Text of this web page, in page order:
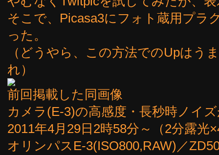
そこで、Picasa3にフォト蔵用プラ
った。
（どうやら、この方法でのUpはう
れ）
前回掲載した同画像
カメラ(E-3)の高感度・長秒時ノイ
2011年4月29日2時58分～（2分露光
オリンパスE-3(ISO800,RAW)／